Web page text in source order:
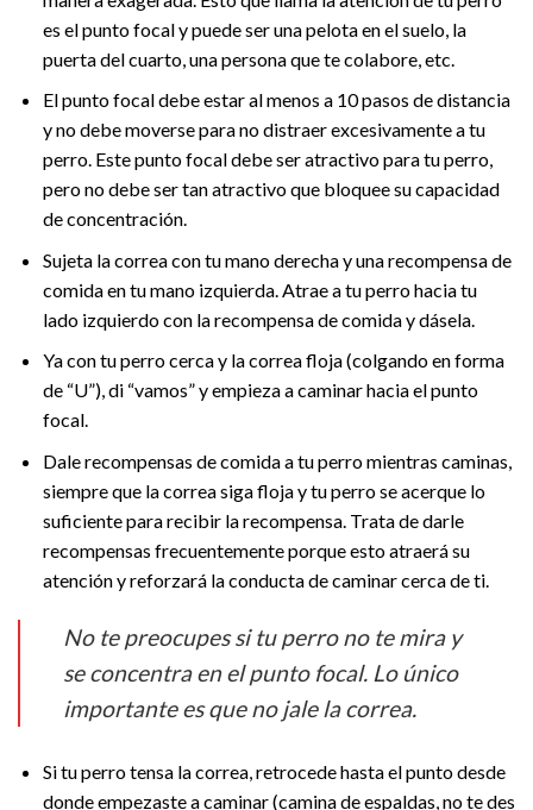
es el punto focal y puede ser una pelota en el suelo, la
puerta del cuarto, una persona que te colabore, etc.
El punto focal debe estar al menos a 10 pasos de distancia
y no debe moverse para no distraer excesivamente a tu
perro. Este punto focal debe ser atractivo para tu perro,
pero no debe ser tan atractivo que bloquee su capacidad
de concentración.
Sujeta la correa con tu mano derecha y una recompensa de
comida en tu mano izquierda. Atrae a tu perro hacia tu
lado izquierdo con la recompensa de comida y dásela.
Ya con tu perro cerca y la correa floja (colgando en forma
de “U”), di “vamos” y empieza a caminar hacia el punto
focal.
Dale recompensas de comida a tu perro mientras caminas,
siempre que la correa siga floja y tu perro se acerque lo
suficiente para recibir la recompensa. Trata de darle
recompensas frecuentemente porque esto atraerá su
atención y reforzará la conducta de caminar cerca de ti.
No te preocupes si tu perro no te mira y
se concentra en el punto focal. Lo único
importante es que no jale la correa.
Si tu perro tensa la correa, retrocede hasta el punto desde
donde empezaste a caminar (camina de espaldas, no te des